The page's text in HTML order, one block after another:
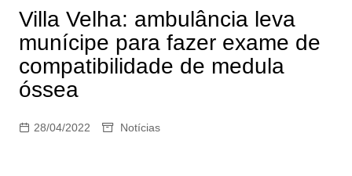
Villa Velha: ​ambulância leva
munícipe para fazer exame de
compatibilidade de medula
óssea
28/04/2022 Notícias